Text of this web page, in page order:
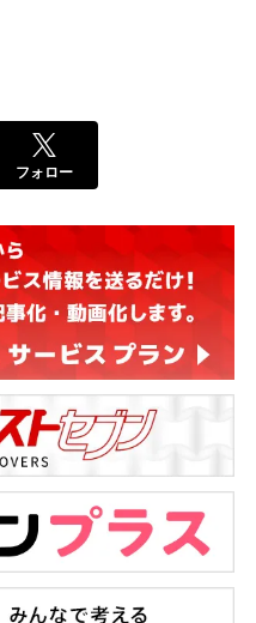
フォロー